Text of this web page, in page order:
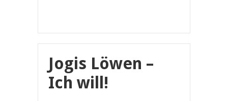
Jogis Löwen –
Ich will!